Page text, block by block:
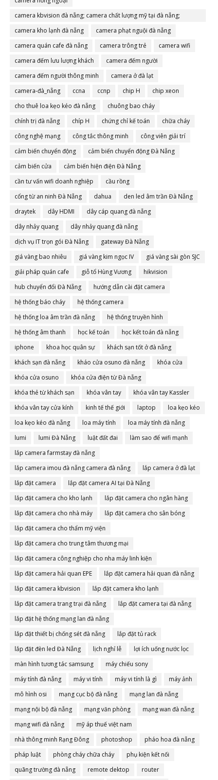
camera kbvision đà nẵng; camera chất lượng mỹ tại đà nẵng;
camera đà nẵng
camera kho lạnh đà nẵng
camera phạt nguội đà nẵng
camera quán cafe đà nẵng
camera trông trẻ
camera wifi
camera đếm lưu lượng khách
camera đếm người
camera đếm người thông minh
camera ở đà lạt
camera-đà_nẵng
ccna ccnp chip H
chip xeon
cho thuê loa kẹo kéo đà nẵng
chuông bao cháy
chính trị đà nẵng
chíp H chứng chỉ kế toán
chữa cháy
công nghệ mạng
công tắc thông minh
công viên giải trí
cảm biến chuyển động
cảm biến chuyển động Đà Nẵng
cảm biến cửa
cảm biến hiện điện Đà Nẵng
cần tư vấn wifi doanh nghiệp
cầu rồng
cổng từ an ninh Đà Nẵng
dahua
den led âm trần Đà Nẵng
draytek
dây HDMI
dây cáp quang đà nẵng
dây nhảy quang
dây nhảy quang đà nẵng
dịch vụ IT trọn gói Đà Nẵng
gateway Đà Nẵng
giá vàng bao nhiêu
giá vàng kim ngọc IV
giá vàng sài gòn SJC
giải pháp quán cafe
giỗ tổ Hùng Vương
hikvision
hub chuyển đổi Đà Nẵng
hướng dẫn cài đặt camera
hệ thống báo cháy
hệ thống camera
hệ thống loa âm trần đà nẵng
hệ thống truyền hình
hệ thống âm thanh
học kế toán
học kết toán đà nẵng
iphone
khoa học quân sự
khách sạn tốt ở đà nẵng
khách sạn đà nẵng
kháo cửa osuno đà nẵng
khóa cửa
khóa cửa osuno
khóa cửa điện từ Đà nẵng
khóa thẻ từ khách sạn
khóa vân tay
khóa vân tay Kassler
khóa vân tay cửa kính
kinh tế thế giới laptop
loa kẹo kéo
loa kẹo kéo đà nẵng
loa máy tính
loa máy tính đà nẵng
lumi
lumi Đà Nẵng luật đất đai
làm sao để wifi mạnh
lắp camera farmstay đà nẵng
lắp camera imou đà nẵng camera đà nẵng
lắp camera ở đà lạt
lắp đặt camera
lắp đặt camera AI tại Đà Nẵng
lắp đặt camera cho kho lạnh
lắp đặt camera cho ngân hàng
lắp đặt camera cho nhà máy
lắp đặt camera cho sân bóng
lắp đặt camera cho thẩm mỹ viện
lắp đặt camera cho trung tâm thương mại
lắp đặt camera công nghiệp cho nha máy linh kiện
lắp đặt camera hải quan EPE
lắp đặt camera hải quan đà nẵng
lắp đặt camera kbvision
lắp đặt camera kho lạnh
lắp đặt camera trang trại đà nẵng
lắp đặt camera tại đà nẵng
lắp đặt hệ thống mạng lan đà nẵng
lắp đặt thiết bị chống sét đà nẵng
lắp đặt tủ rack
lắp đặt đèn led Đà Nẵng
lịch nghỉ lễ
lợi ích uống nước lọc
màn hình tương tác samsung
máy chiếu sony
máy tính đà nẵng
máy vi tính máy vi tính là gì
máy ảnh
mô hình osi
mạng cục bộ đà nẵng
mạng lan đà nẵng
mạng nội bộ đà nẵng
mạng văn phòng
mạng wan đà nẵng
mạng wifi đà nẵng
mỹ áp thuế việt nam
nhà thông minh Rạng Đông
photoshop
pháo hoa đà nẵng
pháp luật
phòng cháy chữa cháy
phụ kiện kết nối
quãng trường đà nẵng
remote dektop
router